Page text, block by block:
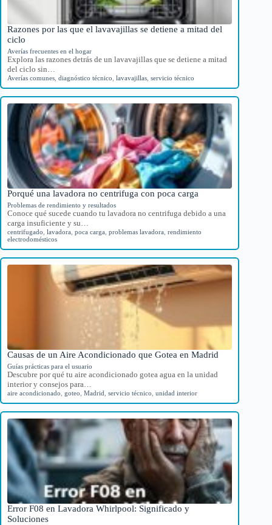
Razones por las que el lavavajillas se detiene a mitad del
ciclo
Averías frecuentes en el hogar
Explora las razones detrás de un lavavajillas que se detiene a mitad
del ciclo sin…
Averías comunes diagnóstico técnico lavavajillas servicio técnico
Porqué una lavadora no centrifuga con poca carga
Problemas de rendimiento y resultados
Conoce qué sucede cuando tu lavadora no centrifuga debido a una
carga insuficiente y su…
centrifugado lavadora poca carga problemas lavadora rendimiento
electrodomésticos
Causas de un Aire Acondicionado que Gotea en Madrid
Guías prácticas para el usuario
Descubre por qué tu aire acondicionado gotea agua en la unidad
interior y consejos para…
aire acondicionado goteo Madrid servicio técnico unidad interior
Error F08 en Lavadora Whirlpool: Significado y
Soluciones